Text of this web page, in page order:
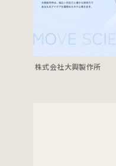
株式会社大興製作所